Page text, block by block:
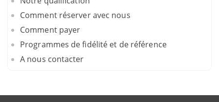
Comment réserver avec nous
Comment payer
Programmes de fidélité et de référence
A nous contacter